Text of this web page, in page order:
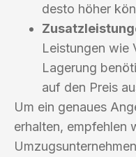
desto höher
Leistungen wie
Lagerung
auf den Preis
Um ein genaues
erhalten, empfehlen